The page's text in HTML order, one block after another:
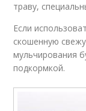
траву,
Если
скошенную
мульчирования
подкормкой.